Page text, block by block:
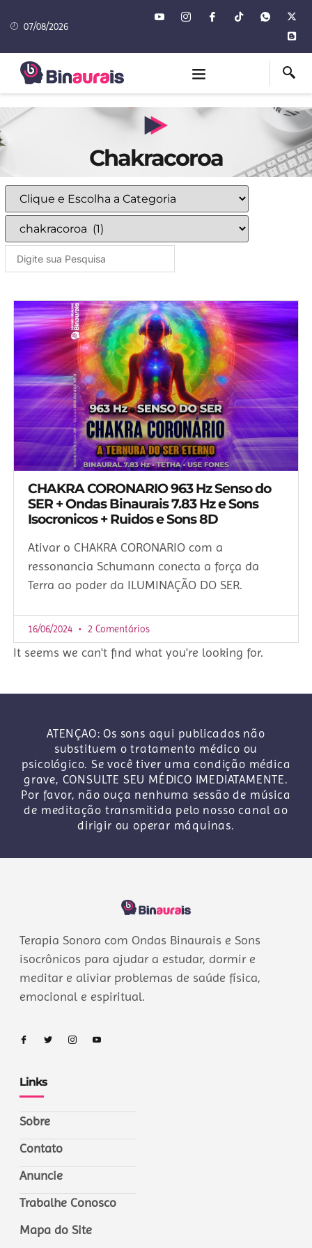
07/08/2026
Chakracoroa
CHAKRA CORONARIO 963 Hz Senso do
SER + Ondas Binaurais 7.83 Hz e Sons
Isocronicos + Ruidos e Sons 8D
Ativar o CHAKRA CORONARIO com a
ressonancia Schumann conecta a força da
Terra ao poder da ILUMINAÇÃO DO SER.
16/06/2024 2 Comentários
It seems we can't find what you're looking for.
ATENÇAO: Os sons aqui publicados não
substituem o tratamento médico ou
psicológico. Se você tiver uma condição médica
grave, CONSULTE SEU MÉDICO IMEDIATAMENTE.
Por favor, não ouça nenhuma sessão de música
de meditação transmitida pelo nosso canal ao
dirigir ou operar máquinas.
Terapia Sonora com Ondas Binaurais e Sons
isocrônicos para ajudar a estudar, dormir e
meditar e aliviar problemas de saúde física,
emocional e espiritual.
Links
Sobre
Contato
Anuncie
Trabalhe Conosco
Mapa do Site